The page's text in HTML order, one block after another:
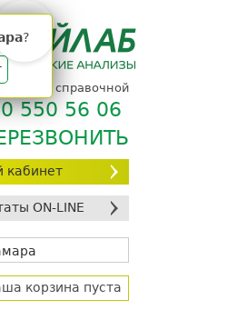
кабинет
ON-LINE
?
корзина пуста
единой справочной
550 56 06